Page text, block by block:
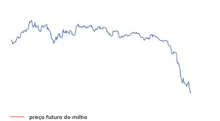
preço futuro do milho